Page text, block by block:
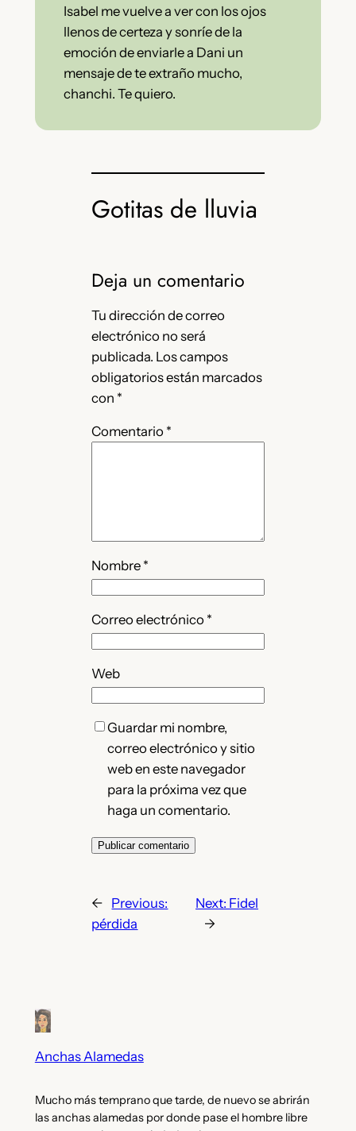
Isabel me vuelve a ver con los ojos
llenos de certeza y sonríe de la
emoción de enviarle a Dani un
mensaje de te extraño mucho,
chanchi. Te quiero.
Gotitas de lluvia
Deja un comentario
Tu dirección de correo
electrónico no será
publicada. Los campos
obligatorios están marcados
con *
Comentario *
Nombre *
Correo electrónico *
Web
Guardar mi nombre,
correo electrónico y sitio
web en este navegador
para la próxima vez que
haga un comentario.
← Previous:
pérdida
Next: Fidel
→
Anchas Alamedas
Mucho más temprano que tarde, de nuevo se abrirán
las anchas alamedas por donde pase el hombre libre